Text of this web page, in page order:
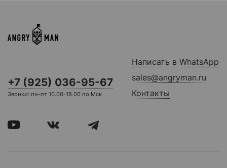
+7 (925) 036-95-67
Звонки: пн-пт 10.00-18.00 по Мск
Написать в WhatsApp
sales@angryman.ru
Контакты